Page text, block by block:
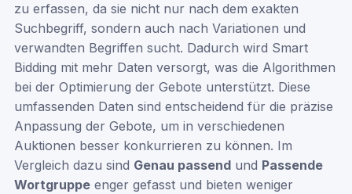
zu erfassen, da sie nicht nur nach dem exakten
Suchbegriff, sondern auch nach Variationen und
verwandten Begriffen sucht. Dadurch wird Smart
Bidding mit mehr Daten versorgt, was die Algorithmen
bei der Optimierung der Gebote unterstützt. Diese
umfassenden Daten sind entscheidend für die präzise
Anpassung der Gebote, um in verschiedenen
Auktionen besser konkurrieren zu können. Im
Vergleich dazu sind Genau passend und Passende
Wortgruppe enger gefasst und bieten weniger